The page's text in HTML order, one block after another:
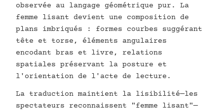
observée au langage géométrique pur. La
femme lisant devient une composition de
plans imbriqués : formes courbes suggérant
tête et torse, éléments angulaires
encodant bras et livre, relations
spatiales préservant la posture et
l'orientation de l'acte de lecture.
La traduction maintient la lisibilité—les
spectateurs reconnaissent "femme lisant"—